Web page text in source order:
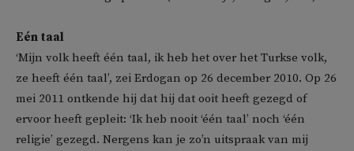
Eén taal
‘Mijn volk heeft één taal, ik heb het over het Turkse volk,
ze heeft één taal’, zei Erdogan op 26 december 2010. Op 26
mei 2011 ontkende hij dat hij dat ooit heeft gezegd of
ervoor heeft gepleit: ‘Ik heb nooit ‘één taal’ noch ‘één
religie’ gezegd. Nergens kan je zo’n uitspraak van mij